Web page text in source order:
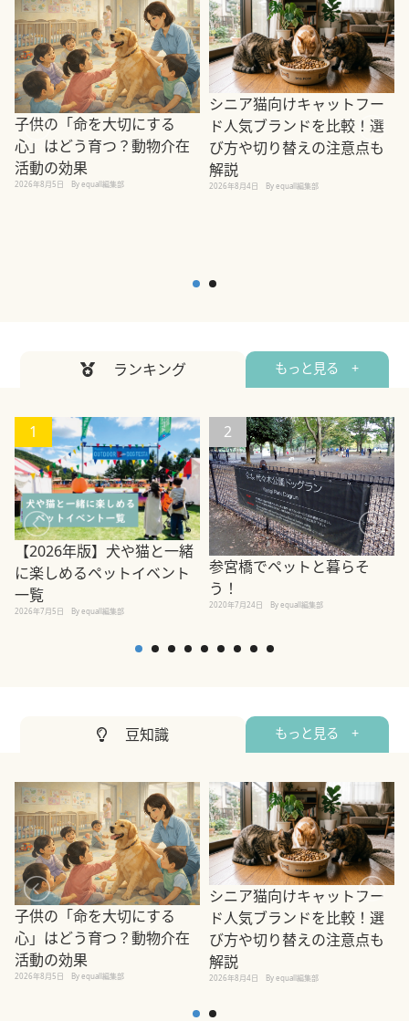
子供の「命を大切にする
心」はどう育つ？動物介在
活動の効果
2026年8月5日 By equall編集部
シニア猫向けキャットフー
ド人気ブランドを比較！選
び方や切り替えの注意点も
解説
2026年8月4日 By equall編集部
ランキング もっと見る +
1
【2026年版】犬や猫と一緒
に楽しめるペットイベント
一覧
2026年7月5日 By equall編集部
2
参宮橋でペットと暮らそ
う！
2020年7月24日 By equall編集部
豆知識 もっと見る +
子供の「命を大切にする
心」はどう育つ？動物介在
活動の効果
2026年8月5日 By equall編集部
シニア猫向けキャットフー
ド人気ブランドを比較！選
び方や切り替えの注意点も
解説
2026年8月4日 By equall編集部